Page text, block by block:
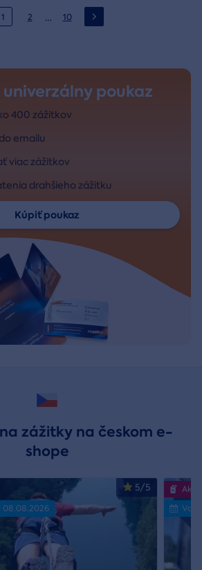
1 2 … 10
poukaz
400 zážitkov
emailu
viac zážitkov
drahšieho zážitku
Kúpiť poukaz
zážitky na českom e-
shope
5/5
08.08.2026
Akce